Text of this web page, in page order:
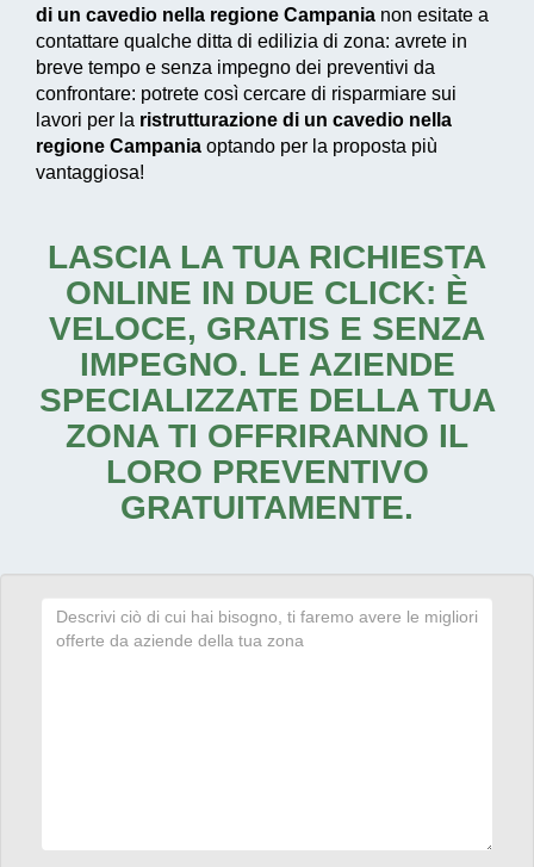
di un cavedio nella regione Campania non esitate a
contattare qualche ditta di edilizia di zona: avrete in
breve tempo e senza impegno dei preventivi da
confrontare: potrete così cercare di risparmiare sui
lavori per la ristrutturazione di un cavedio nella
regione Campania optando per la proposta più
vantaggiosa!
LASCIA LA TUA RICHIESTA
ONLINE IN DUE CLICK: È
VELOCE, GRATIS E SENZA
IMPEGNO. LE AZIENDE
SPECIALIZZATE DELLA TUA
ZONA TI OFFRIRANNO IL
LORO PREVENTIVO
GRATUITAMENTE.